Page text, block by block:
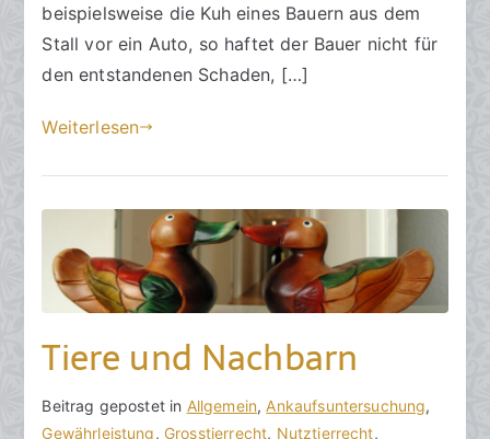
2
0
2
beispielsweise die Kuh eines Bauern aus dem
Stall vor ein Auto, so haftet der Bauer nicht für
den entstandenen Schaden, […]
Weiterlesen
Tiere und Nachbarn
V
o
B
e
Beitrag gepostet in Allgemein, Ankaufsuntersuchung,
Gewährleistung, Grosstierrecht, Nutztierrecht,
K
e